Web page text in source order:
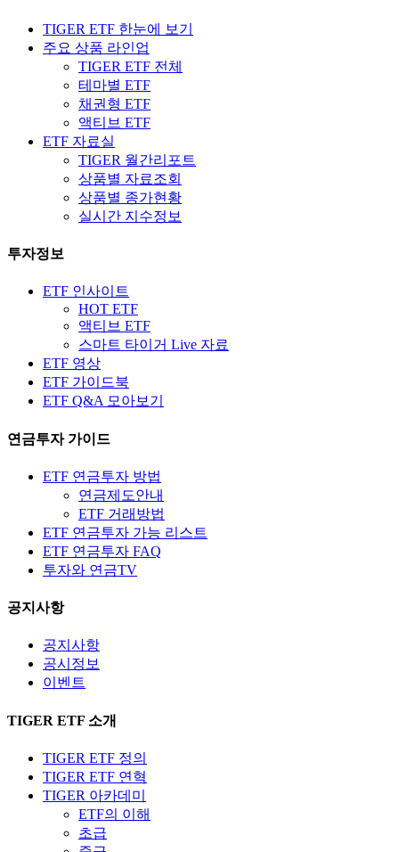
TIGER ETF 한눈에 보기
주요 상품 라인업
TIGER ETF 전체
테마별 ETF
채권형 ETF
액티브 ETF
ETF 자료실
TIGER 월간리포트
상품별 자료조회
상품별 종가현황
실시간 지수정보
투자정보
ETF 인사이트
HOT ETF
액티브 ETF
스마트 타이거 Live 자료
ETF 영상
ETF 가이드북
ETF Q&A 모아보기
연금투자 가이드
ETF 연금투자 방법
연금제도안내
ETF 거래방법
ETF 연금투자 가능 리스트
ETF 연금투자 FAQ
투자와 연금TV
공지사항
공지사항
공시정보
이벤트
TIGER ETF 소개
TIGER ETF 정의
TIGER ETF 연혁
TIGER 아카데미
ETF의 이해
초급